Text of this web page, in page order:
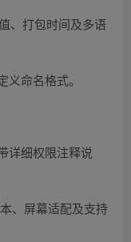
、打包时间及多语
命名格式。
详细权限注释说
、屏幕适配及支持